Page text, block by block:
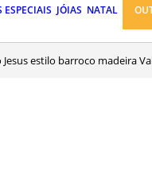
ESPECIAIS JÓIAS NATAL
Jesus estilo barroco madeira